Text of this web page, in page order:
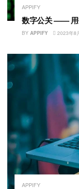
APPIFY
数字公关 —— 用
BY APPIFY 2023年8
APPIFY